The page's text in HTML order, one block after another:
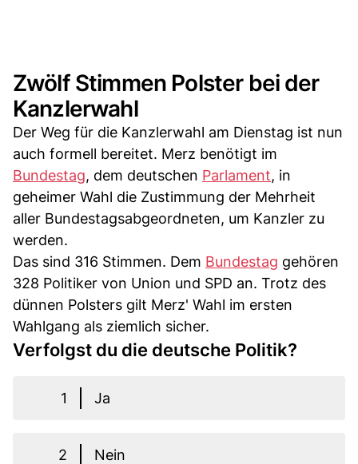
Zwölf Stimmen Polster bei der
Kanzlerwahl
Der Weg für die Kanzlerwahl am Dienstag ist nun
auch formell bereitet. Merz benötigt im
Bundestag, dem deutschen Parlament, in
geheimer Wahl die Zustimmung der Mehrheit
aller Bundestagsabgeordneten, um Kanzler zu
werden.
Das sind 316 Stimmen. Dem Bundestag gehören
328 Politiker von Union und SPD an. Trotz des
dünnen Polsters gilt Merz' Wahl im ersten
Wahlgang als ziemlich sicher.
Verfolgst du die deutsche Politik?
1 Ja
2
Nein